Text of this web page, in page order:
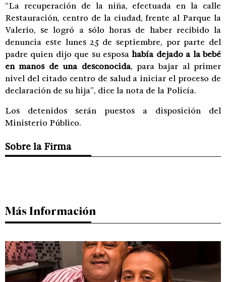
“La recuperación de la niña, efectuada en la calle
Restauración, centro de la ciudad, frente al Parque la
Valerio, se logró a sólo horas de haber recibido la
denuncia este lunes 25 de septiembre, por parte del
padre quien dijo que su esposahabía dejado a la bebé
en manos de una desconocida, para bajar al primer
nivel del citado centro de salud a iniciar el proceso de
declaración de su hija”, dice la nota de la Policía.
Los detenidos serán puestos a disposición del
Ministerio Público.
Sobre la Firma
Más Información